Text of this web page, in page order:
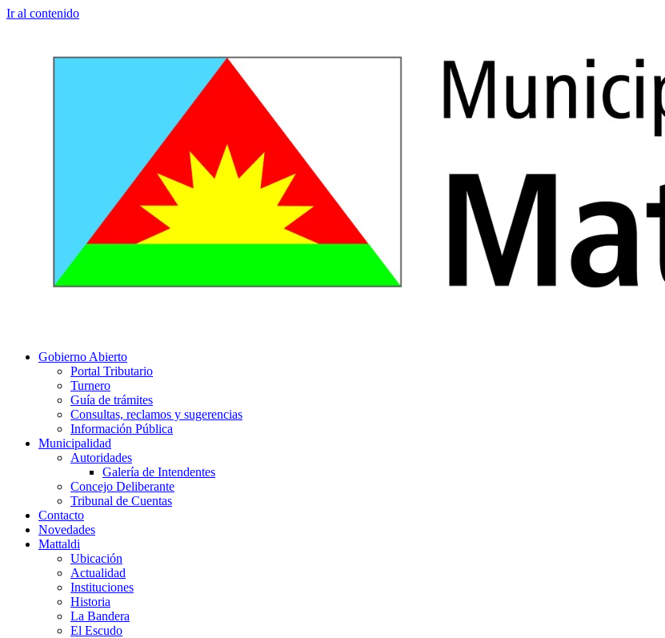
Ir al contenido
Gobierno Abierto
Portal Tributario
Turnero
Guía de trámites
Consultas, reclamos y sugerencias
Información Pública
Municipalidad
Autoridades
Galería de Intendentes
Concejo Deliberante
Tribunal de Cuentas
Contacto
Novedades
Mattaldi
Ubicación
Actualidad
Instituciones
Historia
La Bandera
El Escudo